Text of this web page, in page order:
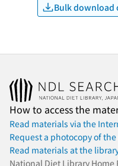
Bulk
How to access the
Read materials via the
Request a photocopy of
Read materials at the
National Diet Library Home